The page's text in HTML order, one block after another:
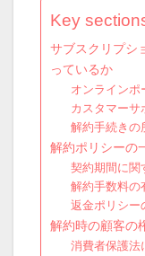
Key
サブスクリプシ
っているか
オンラインポ
カスタマー
解約手続きの
解約ポリシーの
契約期間に関
解約手数料の
返金ポリシー
解約時の顧客の
消費者保護法